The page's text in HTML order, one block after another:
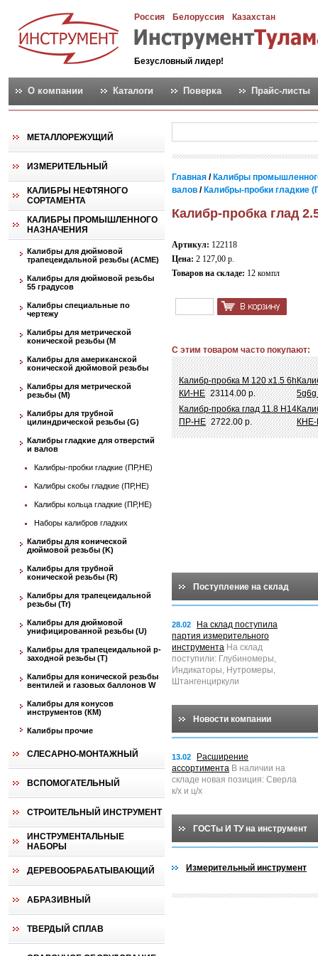
Россия Белоруссия Казахстан
Безусловный лидер!
О компании Каталоги Поверка Прайс-листы
МЕТАЛЛОРЕЖУЩИЙ
ИЗМЕРИТЕЛЬНЫЙ
КАЛИБРЫ НЕФТЯНОГО
СОРТАМЕНТА
КАЛИБРЫ ПРОМЫШЛЕННОГО
НАЗНАЧЕНИЯ
Калибры для дюймовой
трапецеидальной резьбы (АСМЕ)
Калибры для дюймовой резьбы
55 градусов
Калибры специальные по
чертежу
Калибры для метрической
конической резьбы (М
Калибры для американской
конической дюймовой резьбы
Калибры для метрической
резьбы (М)
Калибры для трубной
цилиндрической резьбы (G)
Калибры гладкие для отверстий
и валов
Калибры-пробки гладкие (ПР,НЕ)
Калибры скобы гладкие (ПР,НЕ)
Калибры кольца гладкие (ПР,НЕ)
Наборы калибров гладких
Калибры для конической
дюймовой резьбы (K)
Калибры для трубной
конической резьбы (R)
Калибры для трапецеидальной
резьбы (Tr)
Калибры для дюймовой
унифицированной резьбы (U)
Калибры для трапецеидальной p-
заходной резьбы (T)
Калибры для конической резьбы
вентилей и газовых баллонов W
Калибры для конусов
инструментов (КМ)
Калибры прочие
СЛЕСАРНО-МОНТАЖНЫЙ
ВСПОМОГАТЕЛЬНЫЙ
СТРОИТЕЛЬНЫЙ ИНСТРУМЕНТ
ИНСТРУМЕНТАЛЬНЫЕ
НАБОРЫ
ДЕРЕВООБРАБАТЫВАЮЩИЙ
АБРАЗИВНЫЙ
ТВЕРДЫЙ СПЛАВ
Главная / Калибры
валов / Калибры-пробки гладкие
Калибр-пробка глад
Артикул: 122118
Цена: 2 127,00 р.
Товаров на складе: 12 компл
С этим товаром часто покупают:
Калибр-пробка М 120 х1.5 6h
КИ-НЕ 23114.00 р.
Калибр-пробка глад 11.8 Н14
ПР-НЕ 2722.00 р.
Поступление на склад
28.02
На склад поступила
партия измерительного
инструмента На склад
поступили: Глубиномеры,
Индикаторы, Нутромеры,
Штангенциркули
Новости компании
13.02
Расширение
ассортимента В наличии на
складе новая позиция: Сверла
к/х и ц/х
ГОСТы И ТУ на инструмент
Измерительный инструмент